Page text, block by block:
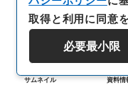
サムネイル 資料情
取得と利用に同意
必要最小限